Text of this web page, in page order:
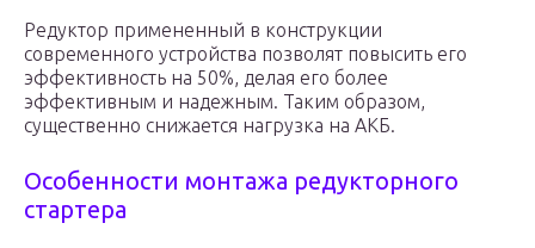
Редуктор примененный в конструкции
современного устройства позволят повысить его
эффективность на 50%, делая его более
эффективным и надежным. Таким образом,
существенно снижается нагрузка на АКБ.
Особенности монтажа редукторного
стартера